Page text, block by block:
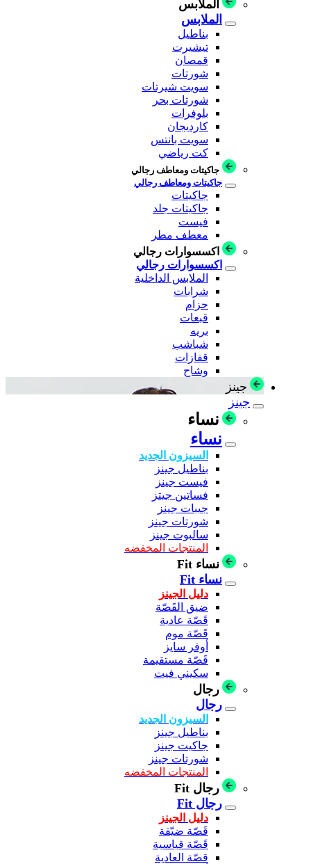
الملابس
الملابس
بناطيل
تيشيرت
قمصان
شورتات
سويت شيرتات
شورتات بحر
بلوفرات
كارديجان
سويت بانتس
كت رياضي
جاكيتات ومعاطف رجالي
جاكيتات ومعاطف رجالي
جاكيتات
جاكيتات جلد
فيست
معطف مطر
اكسسوارات رجالي
اكسسوارات رجالي
الملابس الداخلية
شرابات
حزام
قبعات
بريه
شباشب
قفازات
وشاح
جينز
جينز
نساء
نساء
السيزون الجديد
بناطيل جينز
فيست جينز
فساتين جيتز
جيبات جينز
شورتات جينز
سالبوت جينز
المنتجات المخفضه
نساء Fit
نساء Fit
دليل الجينز
ضيق القَصّة
قَصّة عادية
قَصّة موم
أوفر سايز
قَصّة مستقيمة
سكيني فيت
رجال
رجال
السيزون الجديد
بناطيل جينز
جاكيت جينز
شورتات جينز
المنتجات المخفضه
رجال Fit
رجال Fit
دليل الجينز
قَصّة ضيّقة
قَصّة قياسية
قصّة العادية